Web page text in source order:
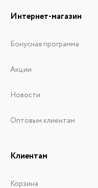
Интернет-магазин
Бонусная программа
Акции
Новости
Оптовым клиентам
Клиентам
Корзина